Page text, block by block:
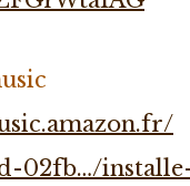
02fb…/